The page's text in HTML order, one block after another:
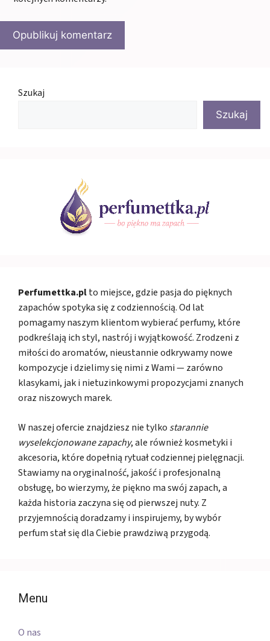
Szukaj
Szukaj
Perfumettka.plto miejsce, gdzie pasja do pięknych
zapachów spotyka się z codziennością. Od lat
pomagamy naszym klientom wybierać perfumy, które
podkreślają ich styl, nastrój i wyjątkowość. Zrodzeni z
miłości do aromatów, nieustannie odkrywamy nowe
kompozycje i dzielimy się nimi z Wami — zarówno
klasykami, jak i nietuzinkowymi propozycjami znanych
oraz niszowych marek.
W naszej ofercie znajdziesz nie tylko starannie
wyselekcjonowane zapachy, ale również kosmetyki i
akcesoria, które dopełnią rytuał codziennej pielęgnacji.
Stawiamy na oryginalność, jakość i profesjonalną
obsługę, bo wierzymy, że piękno ma swój zapach, a
każda historia zaczyna się od pierwszej nuty. Z
przyjemnością doradzamy i inspirujemy, by wybór
perfum stał się dla Ciebie prawdziwą przygodą.
Menu
O nas